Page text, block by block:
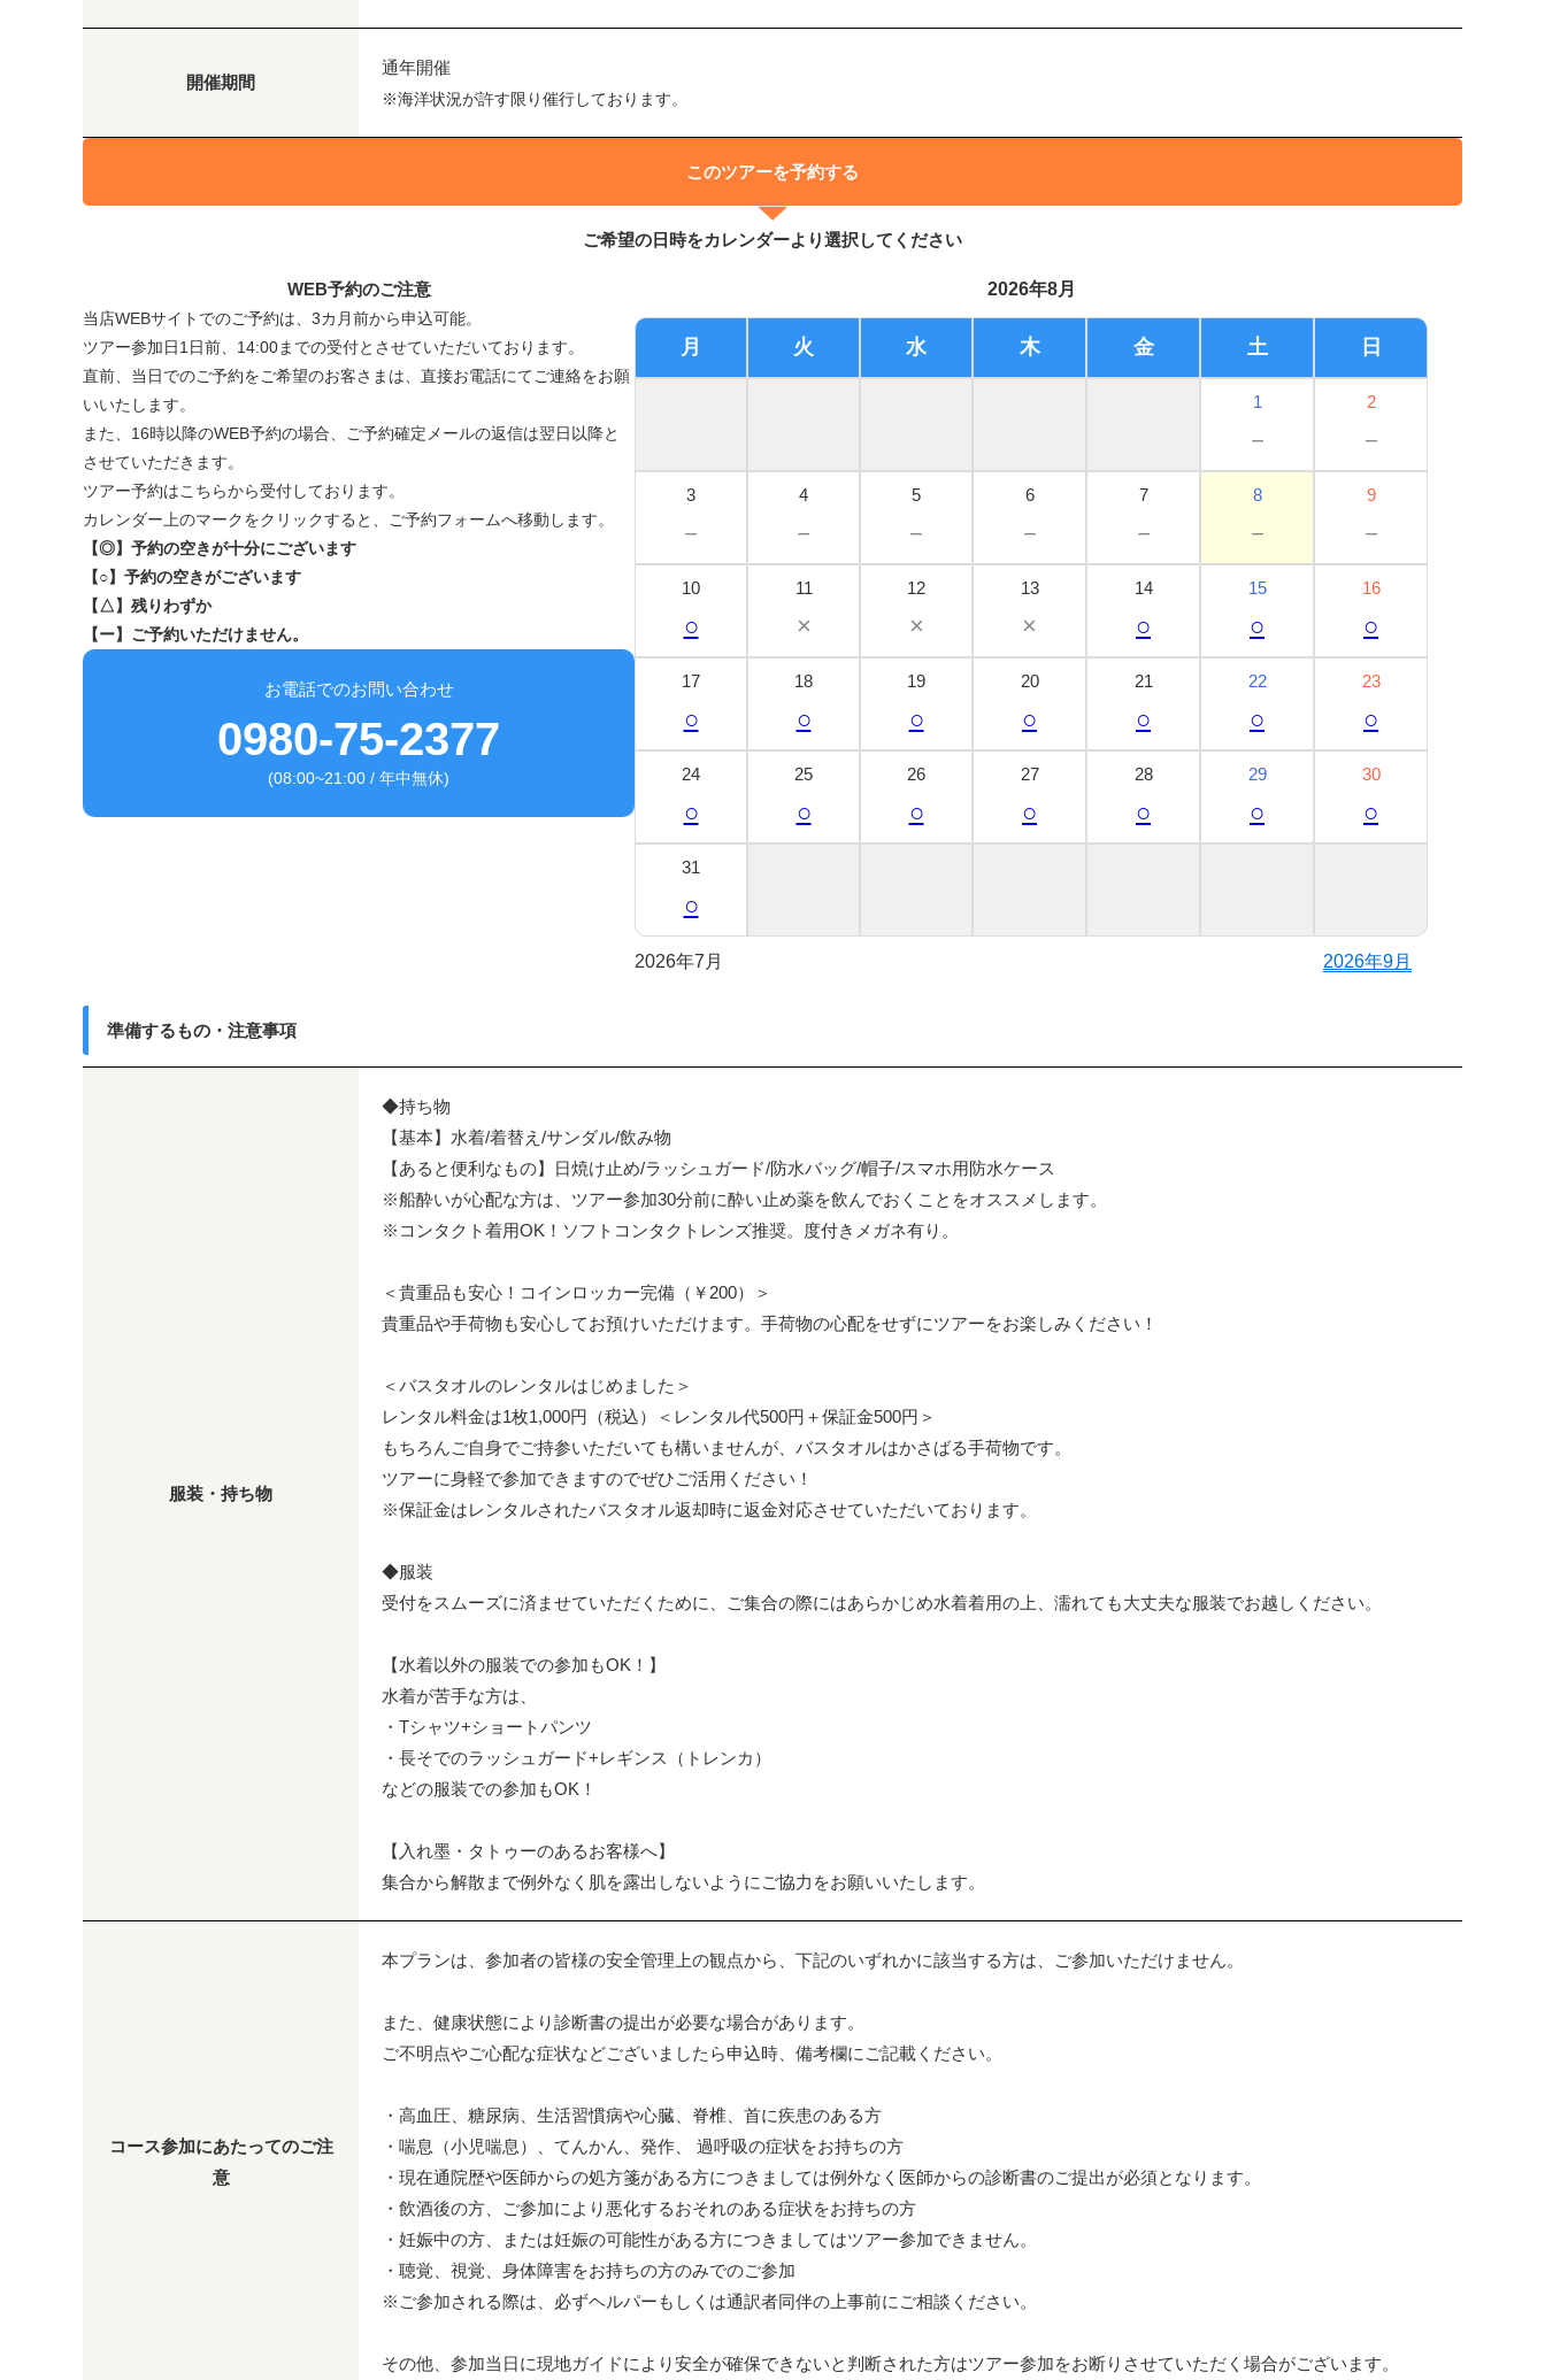
開催期間
通年開催
※海洋状況が許す限り催行しております。
このツアーを予約する
ご希望の日時をカレンダーより選択してください
WEB予約のご注意
当店WEBサイトでのご予約は、3カ月前から申込可能。
ツアー参加日1日前、14:00までの受付とさせていただいております。
直前、当日でのご予約をご希望のお客さまは、直接お電話にてご連絡をお願
いいたします。
また、16時以降のWEB予約の場合、ご予約確定メールの返信は翌日以降と
させていただきます。
ツアー予約はこちらから受付しております。
カレンダー上のマークをクリックすると、ご予約フォームへ移動します。
【◎】予約の空きが十分にございます
【○】予約の空きがございます
【△】残りわずか
【ー】ご予約いただけません。
お電話でのお問い合わせ
0980-75-2377
(08:00~21:00 / 年中無休)
2026年8月
月 火 水 木 金 土 日
1
－
2
－
3
－
4
－
5
－
6
－
7
－
8
－
9
－
10
○
11
×
12
×
13
×
14
○
15
○
16
○
17
○
18
○
19
○
20
○
21
○
22
○
23
○
24
○
25
○
26
○
27
○
28
○
29
○
30
○
31
○
2026年7月 2026年9月
準備するもの・注意事項
服装・持ち物
◆持ち物
【基本】水着/着替え/サンダル/飲み物
【あると便利なもの】日焼け止め/ラッシュガード/防水バッグ/帽子/スマホ用防水ケース
※船酔いが心配な方は、ツアー参加30分前に酔い止め薬を飲んでおくことをオススメします。
※コンタクト着用OK！ソフトコンタクトレンズ推奨。度付きメガネ有り。
＜貴重品も安心！コインロッカー完備（￥200）＞
貴重品や手荷物も安心してお預けいただけます。手荷物の心配をせずにツアーをお楽しみください！
＜バスタオルのレンタルはじめました＞
レンタル料金は1枚1,000円（税込）＜レンタル代500円＋保証金500円＞
もちろんご自身でご持参いただいても構いませんが、バスタオルはかさばる手荷物です。
ツアーに身軽で参加できますのでぜひご活用ください！
※保証金はレンタルされたバスタオル返却時に返金対応させていただいております。
◆服装
受付をスムーズに済ませていただくために、ご集合の際にはあらかじめ水着着用の上、濡れても大丈夫な服装でお越しください。
【水着以外の服装での参加もOK！】
水着が苦手な方は、
・Tシャツ+ショートパンツ
・長そでのラッシュガード+レギンス（トレンカ）
などの服装での参加もOK！
【入れ墨・タトゥーのあるお客様へ】
集合から解散まで例外なく肌を露出しないようにご協力をお願いいたします。
コース参加にあたってのご注
意
本プランは、参加者の皆様の安全管理上の観点から、下記のいずれかに該当する方は、ご参加いただけません。
また、健康状態により診断書の提出が必要な場合があります。
ご不明点やご心配な症状などございましたら申込時、備考欄にご記載ください。
・高血圧、糖尿病、生活習慣病や心臓、脊椎、首に疾患のある方
・喘息（小児喘息）、てんかん、発作、 過呼吸の症状をお持ちの方
・現在通院歴や医師からの処方箋がある方につきましては例外なく医師からの診断書のご提出が必須となります。
・飲酒後の方、ご参加により悪化するおそれのある症状をお持ちの方
・妊娠中の方、または妊娠の可能性がある方につきましてはツアー参加できません。
・聴覚、視覚、身体障害をお持ちの方のみでのご参加
※ご参加される際は、必ずヘルパーもしくは通訳者同伴の上事前にご相談ください。
その他、参加当日に現地ガイドにより安全が確保できないと判断された方はツアー参加をお断りさせていただく場合がございます。